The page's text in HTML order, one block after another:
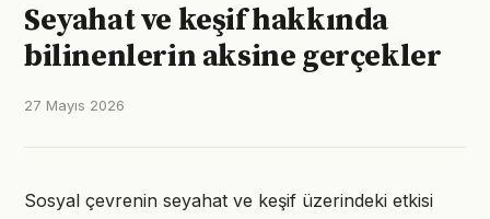
Seyahat ve keşif hakkında
bilinenlerin aksine gerçekler
27 Mayıs 2026
Sosyal çevrenin seyahat ve keşif üzerindeki etkisi